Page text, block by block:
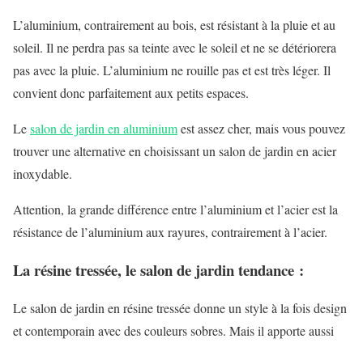
L’aluminium, contrairement au bois, est résistant à la pluie et au
soleil. Il ne perdra pas sa teinte avec le soleil et ne se détériorera
pas avec la pluie. L’aluminium ne rouille pas et est très léger. Il
convient donc parfaitement aux petits espaces.
Lesalon de jardin en aluminiumest assez cher, mais vous pouvez
trouver une alternative en choisissant un salon de jardin en acier
inoxydable.
Attention, la grande différence entre l’aluminium et l’acier est la
résistance de l’aluminium aux rayures, contrairement à l’acier.
La résine tressée, le salon de jardin tendance :
Le salon de jardin en résine tressée donne un style à la fois design
et contemporain avec des couleurs sobres. Mais il apporte aussi